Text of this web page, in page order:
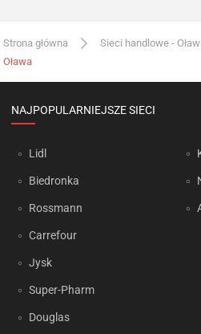
Strona główna Sieci handlowe -
Oława
NAJPOPULARNIEJSZE SIECI
Lidl
Biedronka
Rossmann
Carrefour
Jysk
Super-Pharm
Douglas